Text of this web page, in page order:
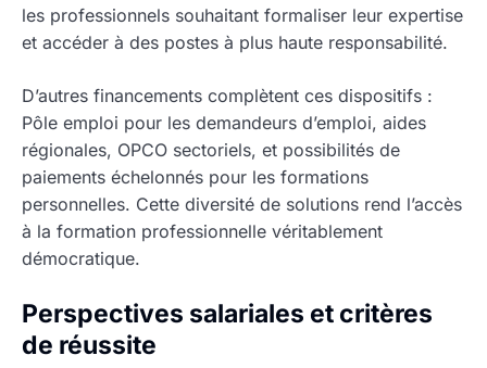
les professionnels souhaitant formaliser leur expertise
et accéder à des postes à plus haute responsabilité.
D’autres financements complètent ces dispositifs :
Pôle emploi pour les demandeurs d’emploi, aides
régionales, OPCO sectoriels, et possibilités de
paiements échelonnés pour les formations
personnelles. Cette diversité de solutions rend l’accès
à la formation professionnelle véritablement
démocratique.
Perspectives salariales et critères
de réussite